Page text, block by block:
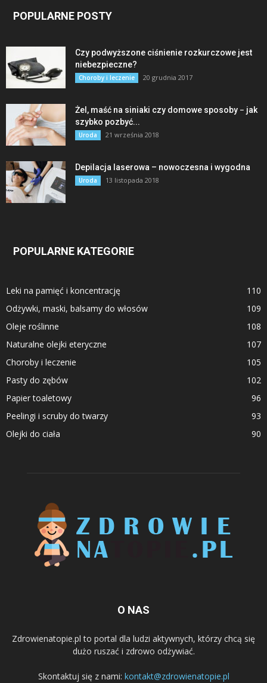
POPULARNE POSTY
Czy podwyższone ciśnienie rozkurczowe jest
niebezpieczne?
Choroby i leczenie 20 grudnia 2017
Żel, maść na siniaki czy domowe sposoby − jak
szybko pozbyć...
Uroda 21 września 2018
Depilacja laserowa – nowoczesna i wygodna
Uroda 13 listopada 2018
POPULARNE KATEGORIE
Leki na pamięć i koncentrację
110
Odżywki, maski, balsamy do włosów
109
Oleje roślinne
108
Naturalne olejki eteryczne
107
Choroby i leczenie
105
Pasty do zębów
102
Papier toaletowy
96
Peelingi i scruby do twarzy
93
Olejki do ciała
90
O NAS
Zdrowienatopie.pl to portal dla ludzi aktywnych, którzy chcą się
dużo ruszać i zdrowo odżywiać.
Skontaktuj się z nami: kontakt@zdrowienatopie.pl